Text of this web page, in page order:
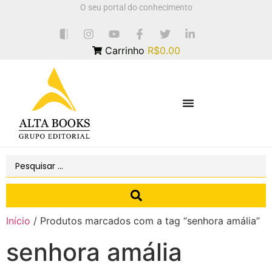
O seu portal do conhecimento
Carrinho R$0.00
Início / Produtos marcados com a tag “senhora amália”
senhora amália